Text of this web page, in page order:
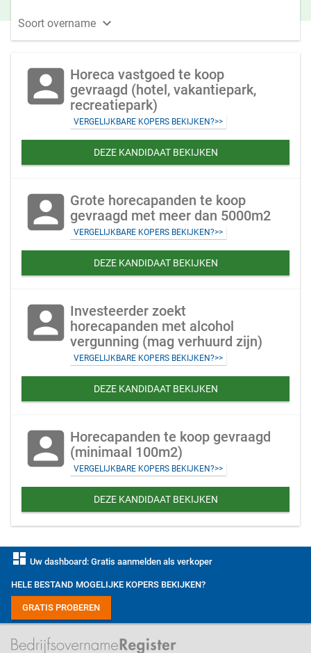
Soort overname 
account_box Horeca vastgoed te koop
gevraagd (hotel, vakantiepark,
recreatiepark)
VERGELIJKBARE KOPERS BEKIJKEN?>>
DEZE KANDIDAAT BEKIJKEN
account_box Grote horecapanden te koop
gevraagd met meer dan 5000m2
VERGELIJKBARE KOPERS BEKIJKEN?>>
DEZE KANDIDAAT BEKIJKEN
account_box Investeerder zoekt
horecapanden met alcohol
vergunning (mag verhuurd zijn)
VERGELIJKBARE KOPERS BEKIJKEN?>>
DEZE KANDIDAAT BEKIJKEN
account_box Horecapanden te koop gevraagd
(minimaal 100m2)
VERGELIJKBARE KOPERS BEKIJKEN?>>
DEZE KANDIDAAT BEKIJKEN
dashboard Uw dashboard: Gratis aanmelden als verkoper
HELE BESTAND MOGELIJKE KOPERS BEKIJKEN?
GRATIS PROBEREN